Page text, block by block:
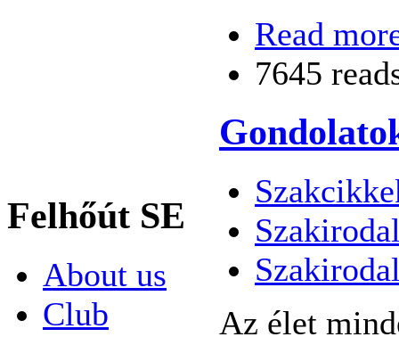
Felhőút SE
About us
Club
Read
7645
Az élet